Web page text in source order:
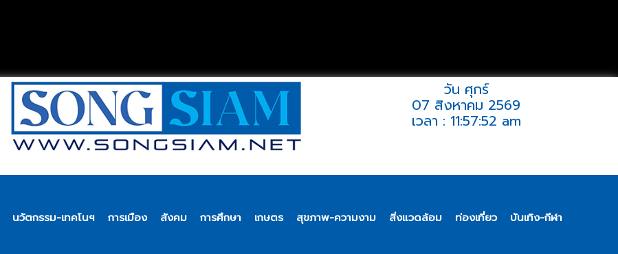
วัน ศุกร์
07 สิงหาคม 2569
เวลา : 11:57:52 am
นวัตกรรม-เทคโนฯ การเมือง สังคม การศึกษา เกษตร สุขภาพ-ความงาม สิ่งแวดล้อม ท่องเที่ยว บันเทิง-กีฬา